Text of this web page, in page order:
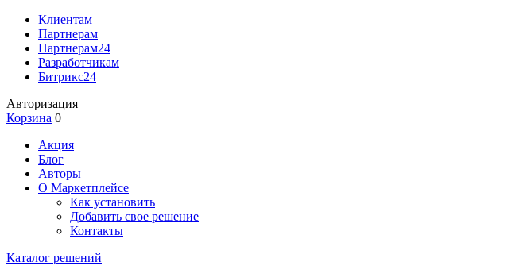
Клиентам
Партнерам
Партнерам24
Разработчикам
Битрикс24
Авторизация
Корзина 0
Акция
Блог
Авторы
О Маркетплейсе
Как установить
Добавить свое решение
Контакты
Каталог решений